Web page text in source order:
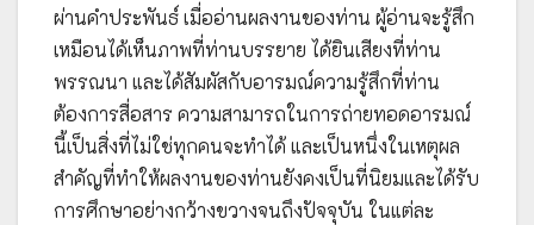
ผ่านคำประพันธ์ เมื่ออ่านผลงานของท่าน ผู้อ่านจะรู้สึก
เหมือนได้เห็นภาพที่ท่านบรรยาย ได้ยินเสียงที่ท่าน
พรรณนา และได้สัมผัสกับอารมณ์ความรู้สึกที่ท่าน
ต้องการสื่อสาร ความสามารถในการถ่ายทอดอารมณ์
นี้เป็นสิ่งที่ไม่ใช่ทุกคนจะทำได้ และเป็นหนึ่งในเหตุผล
สำคัญที่ทำให้ผลงานของท่านยังคงเป็นที่นิยมและได้รับ
การศึกษาอย่างกว้างขวางจนถึงปัจจุบัน ในแต่ละ